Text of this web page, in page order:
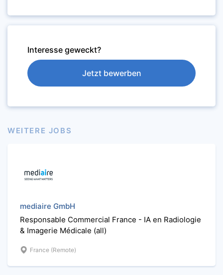
Interesse geweckt?
Jetzt bewerben
WEITERE JOBS
mediaire GmbH
Responsable Commercial France - IA en Radiologie
& Imagerie Médicale (all)
France (Remote)